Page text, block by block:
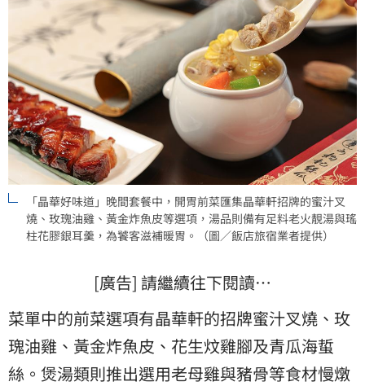
「晶華好味道」晚間套餐中，開胃前菜匯集晶華軒招牌的蜜汁叉
燒、玫瑰油雞、黃金炸魚皮等選項，湯品則備有足料老火靚湯與瑤
柱花膠銀耳羹，為饕客滋補暖胃。（圖／飯店旅宿業者提供）
[廣告] 請繼續往下閱讀…
菜單中的前菜選項有晶華軒的招牌蜜汁叉燒、玫
瑰油雞、黃金炸魚皮、花生炆雞腳及青瓜海蜇
絲。煲湯類則推出選用老母雞與豬骨等食材慢燉